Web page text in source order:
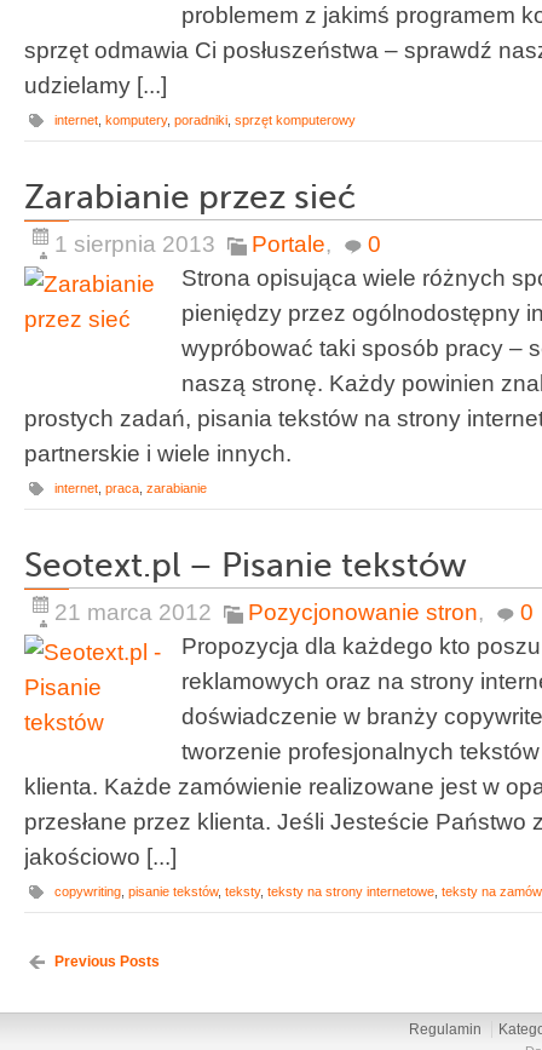
problemem z jakimś programem
sprzęt odmawia Ci posłuszeństwa – sprawdź
udzielamy [...]
internet komputery, poradniki sprzęt komputerowy
Zarabianie przez sieć
1 sierpnia 2013 Portale,
0
Strona opisująca wiele różnych
pieniędzy przez ogólnodostępny
wypróbować taki sposób pracy –
naszą stronę. Każdy powinien
prostych zadań, pisania tekstów na strony
partnerskie i wiele innych.
internet praca zarabianie
Seotext.pl – Pisanie tekstów
21 marca 2012 Pozycjonowanie stron,
0
Propozycja dla każdego kto
reklamowych oraz na strony
doświadczenie w branży
tworzenie profesjonalnych
klienta. Każde zamówienie realizowane jest w
przesłane przez klienta. Jeśli Jesteście Państwo
jakościowo [...]
copywriting pisanie tekstów, teksty, teksty na strony internetowe teksty na
Previous Posts
Regulamin